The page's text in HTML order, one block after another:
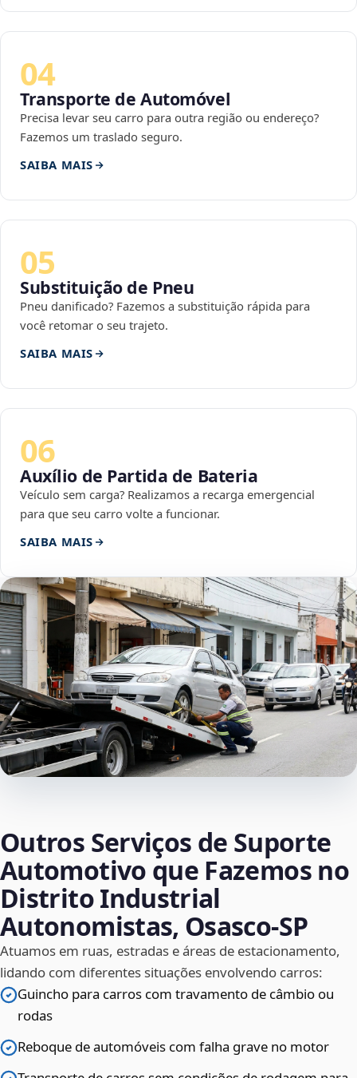
04
Transporte de Automóvel
Precisa levar seu carro para outra região ou endereço?
Fazemos um traslado seguro.
SAIBA MAIS
05
Substituição de Pneu
Pneu danificado? Fazemos a substituição rápida para
você retomar o seu trajeto.
SAIBA MAIS
06
Auxílio de Partida de Bateria
Veículo sem carga? Realizamos a recarga emergencial
para que seu carro volte a funcionar.
SAIBA MAIS
Outros Serviços de Suporte
Automotivo que Fazemos no
Distrito Industrial
Autonomistas, Osasco‑SP
Atuamos em ruas, estradas e áreas de estacionamento,
lidando com diferentes situações envolvendo carros:
Guincho para carros com travamento de câmbio ou
rodas
Reboque de automóveis com falha grave no motor